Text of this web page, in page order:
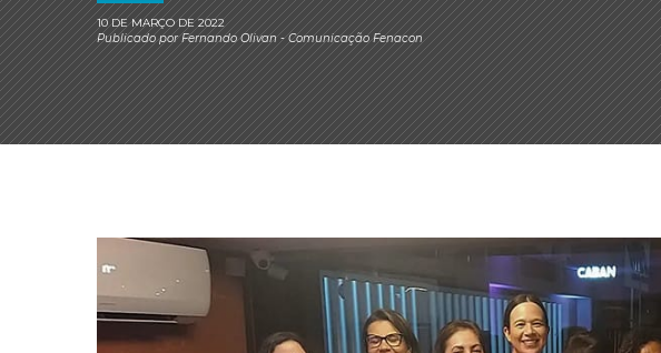
10 DE MARÇO DE 2022
Publicado porFernando Olivan- Comunicação Fenacon